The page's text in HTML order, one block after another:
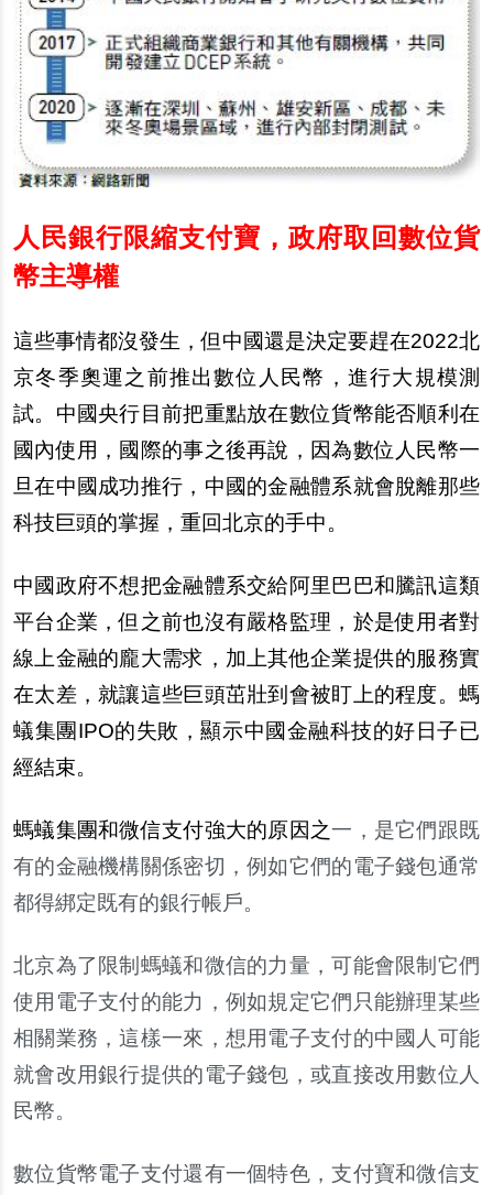
人民銀行限縮支付寶，政府取回數位貨
幣主導權
這些事情都沒發生，但中國還是決定要趕在2022北
京冬季奧運之前推出數位人民幣，進行大規模測
試。中國央行目前把重點放在數位貨幣能否順利在
國內使用，國際的事之後再說，因為數位人民幣一
旦在中國成功推行，中國的金融體系就會脫離那些
科技巨頭的掌握，重回北京的手中。
中國政府不想把金融體系交給阿里巴巴和騰訊這類
平台企業，但之前也沒有嚴格監理，於是使用者對
線上金融的龐大需求，加上其他企業提供的服務實
在太差，就讓這些巨頭茁壯到會被盯上的程度。螞
蟻集團IPO的失敗，顯示中國金融科技的好日子已
經結束。
螞蟻集團和微信支付強大的原因之一，是它們跟既
有的金融機構關係密切，例如它們的電子錢包通常
都得綁定既有的銀行帳戶。
北京為了限制螞蟻和微信的力量，可能會限制它們
使用電子支付的能力，例如規定它們只能辦理某些
相關業務，這樣一來，想用電子支付的中國人可能
就會改用銀行提供的電子錢包，或直接改用數位人
民幣。
數位貨幣電子支付還有一個特色，支付寶和微信支